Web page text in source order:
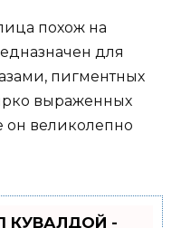
похож на
для
пигментных
выраженных
он великолепно
КУВАЛДОЙ -